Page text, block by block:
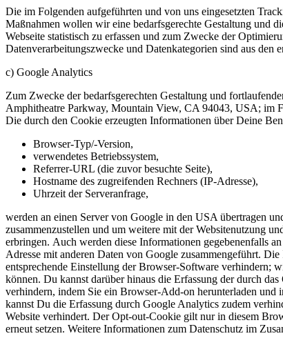
Die im Folgenden aufgeführten und von uns eingesetzten
Maßnahmen wollen wir eine bedarfsgerechte Gestaltung und
Webseite statistisch zu erfassen und zum Zwecke der
Datenverarbeitungszwecke und Datenkategorien sind aus den
c) Google Analytics
Zum Zwecke der bedarfsgerechten Gestaltung und
Amphitheatre Parkway, Mountain View, CA 94043, USA; im
Die durch den Cookie erzeugten Informationen über Deine
Browser-Typ/-Version,
verwendetes Betriebssystem,
Referrer-URL (die zuvor besuchte Seite),
Hostname des zugreifenden Rechners (IP-Adresse),
Uhrzeit der Serveranfrage,
werden an einen Server von Google in den USA übertragen
zusammenzustellen und um weitere mit der Websitenutzung
erbringen. Auch werden diese Informationen gegebenenfalls
Adresse mit anderen Daten von Google zusammengeführt.
entsprechende Einstellung der Browser-Software verhindern;
können. Du kannst darüber hinaus die Erfassung der durch
verhindern, indem Sie ein Browser-Add-on herunterladen und
kannst Du die Erfassung durch Google Analytics zudem
Website verhindert. Der Opt-out-Cookie gilt nur in diesem
erneut setzen. Weitere Informationen zum Datenschutz im